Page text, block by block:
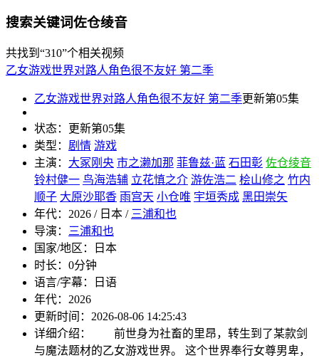
搜索关键词佐仓绫音
共找到 “310”个相关视频
乙女游戏世界对路人角色很不友好 第二季
乙女游戏世界对路人角色很不友好 第二季更新第05集
状态：
更新第05集
类型： 剧情 游戏
主演： 大冢刚央 市之濑加那 菲鲁兹·蓝 石田彰 佐仓绫音
铃村健一 鸟海浩辅 立花慎之介 游佐浩二 桧山修之 竹内
顺子 大原沙耶香 雨宫天 小仓唯 宇垣秀成 黑田崇矢
年代： 2026 / 日本 / 三浦和也
导演： 三浦和也
国家/地区：
日本
时长： 0分钟
语言/字幕：
日语
年代： 2026
更新时间： 2026-08-06 14:25:43
详细介绍：
前世身为社畜的里昂，转生到了某款剑
与魔法题材的乙女游戏世界。 这个世界奉行女尊男卑，